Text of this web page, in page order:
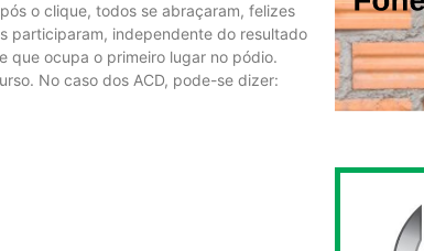
o clique, todos se abraçaram, felizes
participaram, independente do resultado
que ocupa o primeiro lugar no pódio.
No caso dos ACD, pode-se dizer: